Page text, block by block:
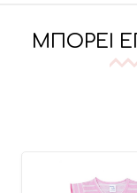
ΜΠΟΡΕΊ